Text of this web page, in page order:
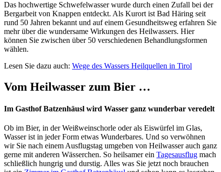
Das hochwertige Schwefelwasser wurde durch einen Zufall bei der
Bergarbeit von Knappen entdeckt. Als Kurort ist Bad Häring seit
rund 50 Jahren bekannt und auf einem Gesundheitsweg erfahren Sie
mehr über die wundersame Wirkungen des Heilwassers. Hier
können Sie zwischen über 50 verschiedenen Behandlungsformen
wählen.
Lesen Sie dazu auch: Wege des Wassers Heilquellen in Tirol
Vom Heilwasser zum Bier …
Im Gasthof Batzenhäusl wird Wasser ganz wunderbar veredelt
Ob im Bier, in der Weißweinschorle oder als Eiswürfel im Glas,
Wasser ist in jeder Form etwas Wunderbares. Und so verwöhnen
wir Sie nach einem Ausflugstag umgeben von Heilwasser auch ganz
gerne mit anderen Wässerchen. So heilsamer ein Tagesausflug mach
schließlich hungrig und durstig. Alles was Sie jetzt noch brauchen